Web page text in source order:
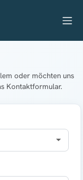
oder möchten uns
Kontaktformular.